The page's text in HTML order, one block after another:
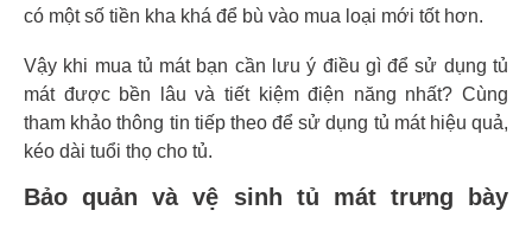
có một số tiền kha khá để bù vào mua loại mới tốt hơn.
Vậy khi mua tủ mát bạn cần lưu ý điều gì để sử dụng tủ
mát được bền lâu và tiết kiệm điện năng nhất? Cùng
tham khảo thông tin tiếp theo để sử dụng tủ mát hiệu quả,
kéo dài tuổi thọ cho tủ.
Bảo quản và vệ sinh tủ mát trưng bày